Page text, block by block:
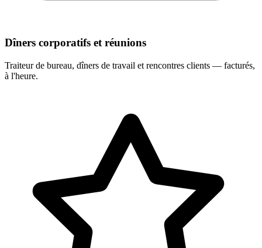
Dîners corporatifs et réunions
Traiteur de bureau, dîners de travail et rencontres clients — facturés,
à l'heure.